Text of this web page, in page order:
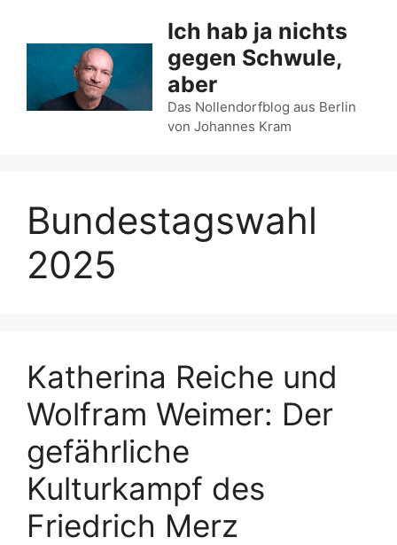
Ich hab ja nichts
gegen Schwule,
aber
Das Nollendorfblog aus Berlin
von Johannes Kram
Bundestagswahl
2025
Katherina Reiche und
Wolfram Weimer: Der
gefährliche
Kulturkampf des
Friedrich Merz